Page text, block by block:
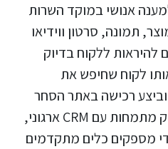
אנושי במוקד השרות
תמונה, סרטון ווידיאו
להיראות ללקוח בדיוק
לקוח שחיפש את
רכישה באתר הסחר
האלקטרוני. מערכות שיווק מתמחות עם CRM ארגוני,
מספקים כלים מתקדמים